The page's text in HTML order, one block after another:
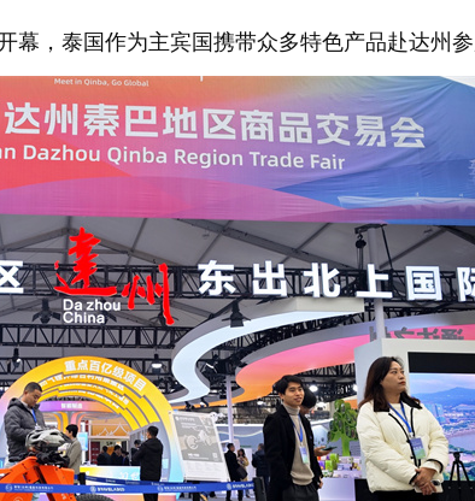
，泰国作为主宾国携带众多特色产品赴达州参